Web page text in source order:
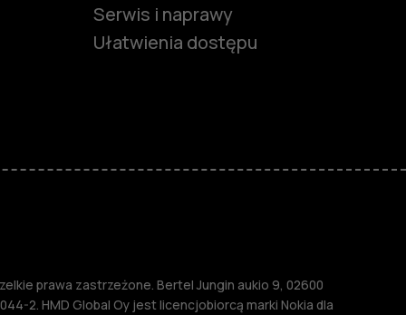
Serwis i naprawy
Ułatwienia dostępu
prawa zastrzeżone. Bertel Jungin aukio 9, 02600
2. HMD Global Oy jest licencjobiorcą marki Nokia dla